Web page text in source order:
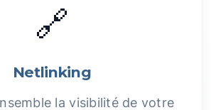
🔗
Netlinking
la visibilité de votre